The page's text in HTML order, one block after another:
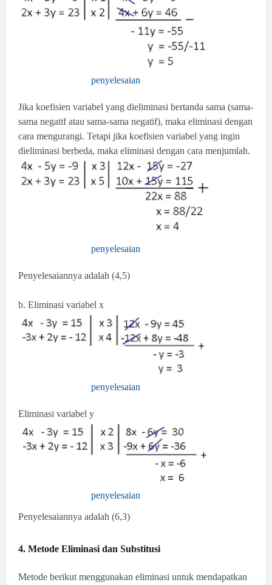
penyelesaian
Jika koefisien variabel yang dieliminasi bertanda sama (sama-
sama negatif atau sama-sama negatif), maka eliminasi dengan
cara mengurangi. Tetapi jika koefisien variabel yang ingin
dieliminasi berbeda, maka eliminasi dengan cara menjumlah.
penyelesaian
Penyelesaiannya adalah (4,5)
b. Eliminasi variabel x
penyelesaian
Eliminasi variabel y
penyelesaian
Penyelesaiannya adalah (6,3)
4. Metode Eliminasi dan Substitusi
Metode berikut menggunakan eliminasi untuk mendapatkan